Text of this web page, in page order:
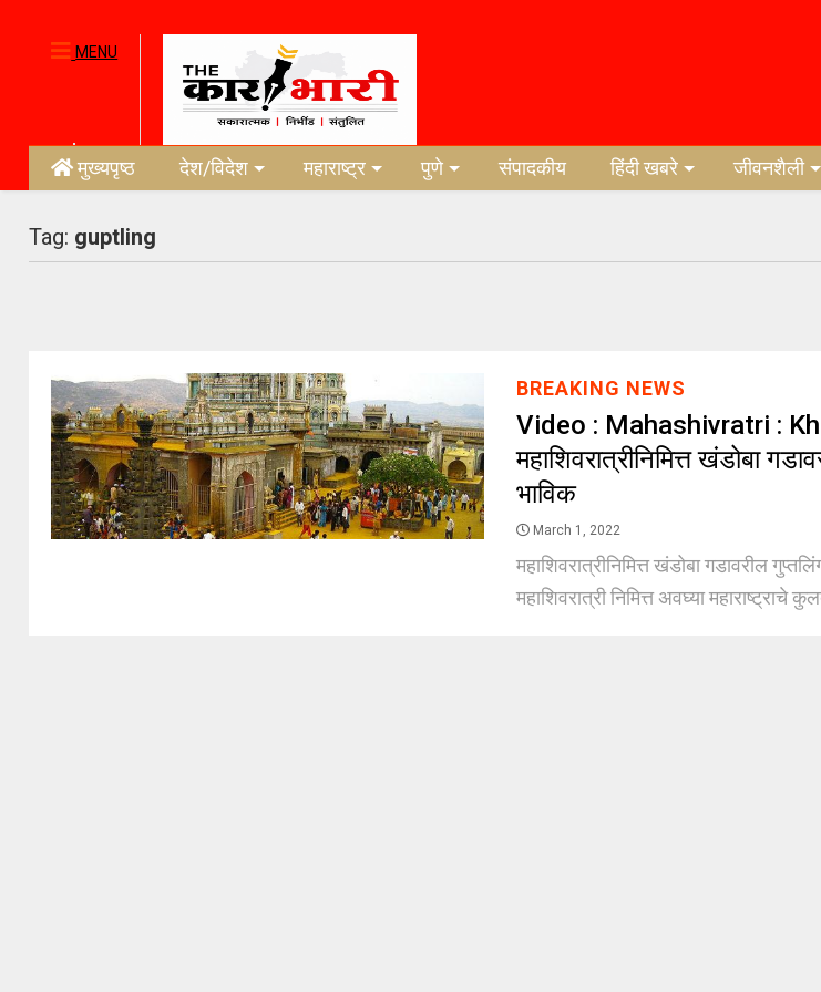
MENU
मुख्यपृष्ठ देश/विदेश महाराष्ट्र पुणे संपादकीय हिंदी खबरे जीवनशैली
Tag: guptling
BREAKING NEWS
Video : Mahashivratri :
महाशिवरात्रीनिमित्त खंडोबा
भाविक
March 1, 2022
महाशिवरात्रीनिमित्त खंडोबा गडावरील
महाशिवरात्री निमित्त अवघ्या महाराष्ट्राचे